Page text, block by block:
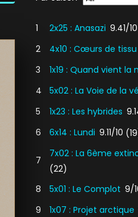
1 2x25 : Anasazi 9.41/10
2
4x10 : Cœurs de tissu
3
1x19 : Quand vient la
4
5x02 : La Voie de la
5
1x23 : Les hybrides
6
6x14 : Lundi 9.11/10
7
7x02 : La 6ème
(22)
8
5x01 : Le Complot 9/
9
1x07 : Projet arctique